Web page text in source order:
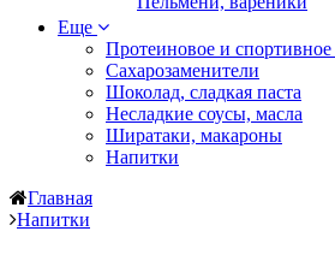
Еще
Протеиновое и
Сахарозаменители
Шоколад, сладкая паста
Несладкие соусы, масла
Ширатаки, макароны
Напитки
Главная
Напитки